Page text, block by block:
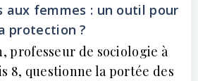
aux femmes : un outil pour
protection ?
professeur de sociologie à
8, questionne la portée des